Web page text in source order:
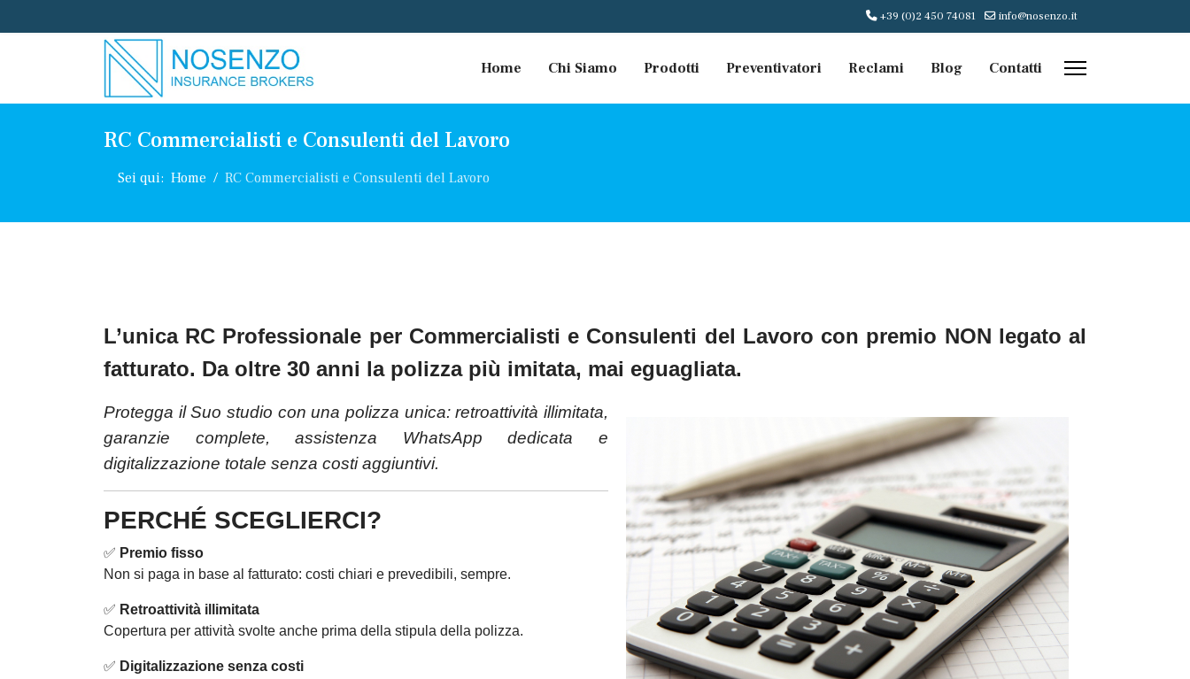
+39 (0)2 450 74081 info@nosenzo.it
Home Chi Siamo Prodotti Preventivatori Reclami Blog Contatti
RC Commercialisti e Consulenti del Lavoro
Sei qui: Home RC Commercialisti e Consulenti del Lavoro
L’unica RC Professionale per Commercialisti e Consulenti del Lavoro con premio NON legato al
fatturato. Da oltre 30 anni la polizza più imitata, mai eguagliata.
Protegga il Suo studio con una polizza unica: retroattività illimitata,
garanzie complete, assistenza WhatsApp dedicata e
digitalizzazione totale senza costi aggiuntivi.
PERCHÉ SCEGLIERCI?
✅ Premio fisso
Non si paga in base al fatturato: costi chiari e prevedibili, sempre.
✅ Retroattività illimitata
Copertura per attività svolte anche prima della stipula della polizza.
✅ Digitalizzazione senza costi